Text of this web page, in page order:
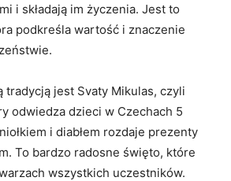
i składają‍ im⁢ życzenia. Jest to
⁣podkreśla wartość i znaczenie
tradycją jest Svaty Mikulas, czyli
odwiedza dzieci w ⁢Czechach 5
i diabłem rozdaje​ prezenty
To bardzo radosne święto, które
wszystkich‍ uczestników.